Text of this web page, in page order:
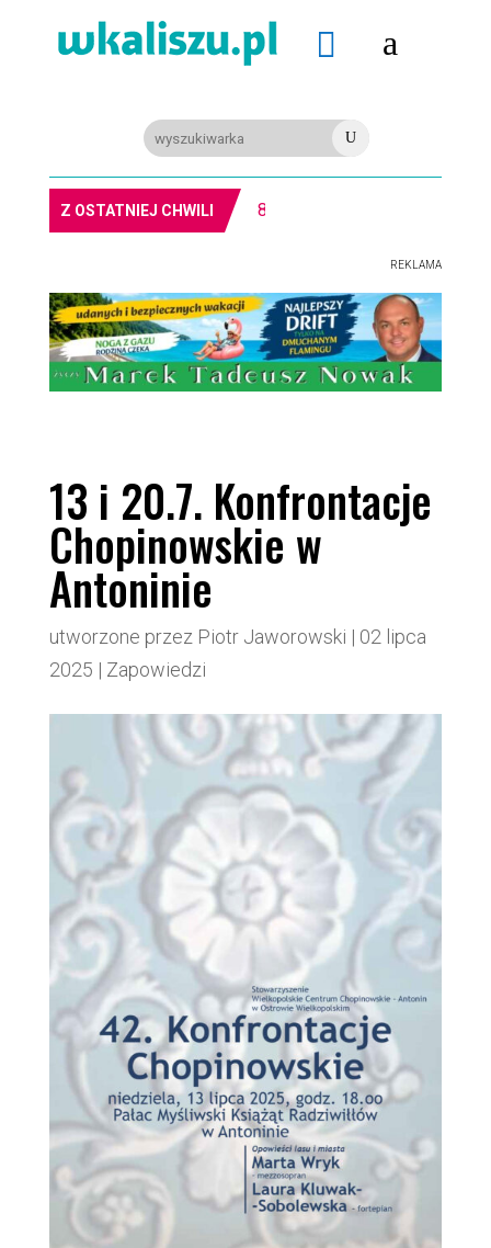
 a
U
Z OSTATNIEJ CHWILI
REKLAMA
13 i 20.7. Konfrontacje
Chopinowskie w
Antoninie
utworzone przez Piotr Jaworowski | 02 lipca
2025 | Zapowiedzi